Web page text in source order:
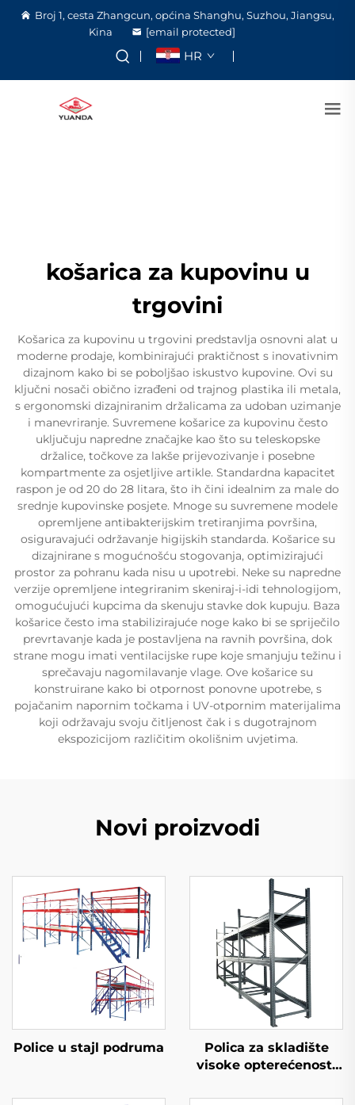
Broj 1, cesta Zhangcun, općina Shanghu, Suzhou, Jiangsu,
Kina
[email protected]
HR
košarica za kupovinu u
trgovini
Košarica za kupovinu u trgovini predstavlja osnovni alat u
moderne prodaje, kombinirajući praktičnost s inovativnim
dizajnom kako bi se poboljšao iskustvo kupovine. Ovi su
ključni nosači obično izrađeni od trajnog plastika ili metala,
s ergonomski dizajniranim držalicama za udoban uzimanje
i manevriranje. Suvremene košarice za kupovinu često
uključuju napredne značajke kao što su teleskopske
držalice, točkove za lakše prijevozivanje i posebne
kompartmente za osjetljive artikle. Standardna kapacitet
raspon je od 20 do 28 litara, što ih čini idealnim za male do
srednje kupovinske posjete. Mnoge su suvremene modele
opremljene antibakterijskim tretiranjima površina,
osiguravajući održavanje higijskih standarda. Košarice su
dizajnirane s mogućnošću stogovanja, optimizirajući
prostor za pohranu kada nisu u upotrebi. Neke su napredne
verzije opremljene integriranim skeniraj-i-idi tehnologijom,
omogućujući kupcima da skenuju stavke dok kupuju. Baza
košarice često ima stabilizirajuće noge kako bi se spriječilo
prevrtavanje kada je postavljena na ravnih površina, dok
strane mogu imati ventilacijske rupe koje smanjuju težinu i
sprečavaju nagomilavanje vlage. Ove košarice su
konstruirane kako bi otpornost ponovne upotrebe, s
pojačanim napornim točkama i UV-otpornim materijalima
koji održavaju svoju čitljenost čak i s dugotrajnom
ekspozicijom različitim okolišnim uvjetima.
Novi proizvodi
Police u stajl podruma
Polica za skladište
visoke opterećenosti